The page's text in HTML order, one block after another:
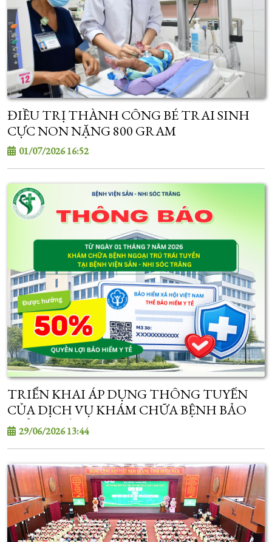
ĐIỀU TRỊ THÀNH CÔNG BÉ TRAI SINH
CỰC NON NẶNG 800 GRAM
01/07/2026 16:52
TRIỂN KHAI ÁP DỤNG THÔNG TUYẾN
CỦA DỊCH VỤ KHÁM CHỮA BỆNH BẢO
HIỂM Y TẾ TỪ 01/7/2026
29/06/2026 13:44